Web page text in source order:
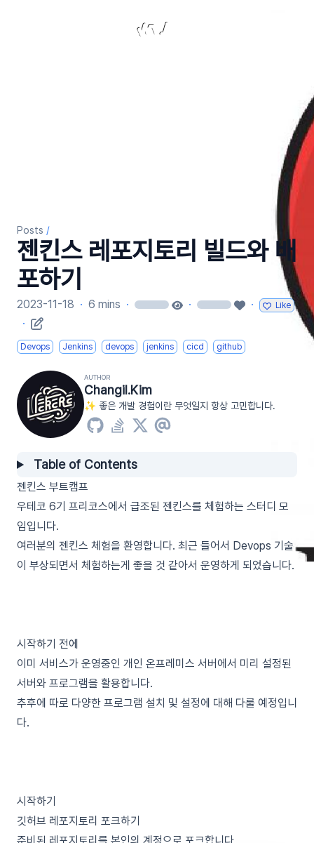
Posts /
젠킨스 레포지토리 빌드와 배
포하기
2023-11-18 · 6 mins · loading · loading · Like
·
Devops Jenkins devops jenkins cicd github
AUTHOR
Changil.Kim
✨ 좋은 개발 경험이란 무엇일지 항상 고민합니다.
Table of Contents
젠킨스 부트캠프
우테코 6기 프리코스에서 급조된 젠킨스를 체험하는 스터디 모
임입니다.
여러분의 젠킨스 체험을 환영합니다. 최근 들어서 Devops 기술
이 부상되면서 체험하는게 좋을 것 같아서 운영하게 되었습니다.
시작하기 전에
이미 서비스가 운영중인 개인 온프레미스 서버에서 미리 설정된
서버와 프로그램을 활용합니다.
추후에 따로 다양한 프로그램 설치 및 설정에 대해 다룰 예정입니
다.
시작하기
깃허브 레포지토리 포크하기